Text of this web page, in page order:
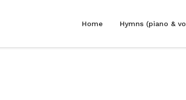
Home Hymns (piano &